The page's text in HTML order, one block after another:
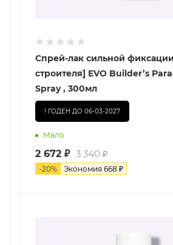
Спрей-лак сильной
строителя] EVO Builder’s
Spray , 300мл
! ГОДЕН ДО 06-03-2027
Мало
2 672 ₽ 3 340 ₽
-20% Экономия 668 ₽